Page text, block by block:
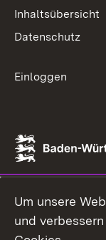
Inhaltsübersicht
Datenschutz
Einloggen
Um unsere
und